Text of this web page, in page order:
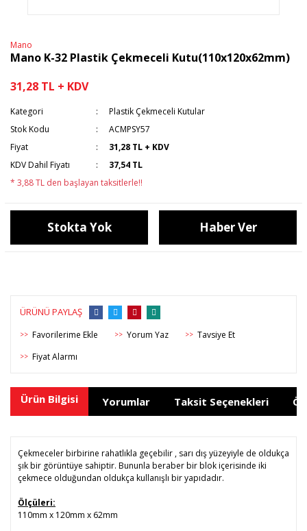
Mano
Mano K-32 Plastik Çekmeceli Kutu(110x120x62mm)
31,28 TL + KDV
Kategori
Plastik Çekmeceli Kutular
Stok Kodu
ACMPSY57
Fiyat
31,28 TL + KDV
KDV Dahil Fiyatı
37,54 TL
* 3,88 TL den başlayan taksitlerle!!
Stokta Yok Haber Ver
ÜRÜNÜ PAYLAŞ
>> >> Yorum Yaz >> Tavsiye Et
>> Fiyat Alarmı
Ürün Bilgisi Yorumlar Taksit Seçenekleri
Çekmeceler birbirine rahatlıkla geçebilir , sarı dış yüzeyiyle de oldukça
şık bir görüntüye sahiptir. Bununla beraber bir blok içerisinde iki
çekmece olduğundan oldukça kullanışlı bir yapıdadır.
Ölçüleri:
110mm x 120mm x 62mm